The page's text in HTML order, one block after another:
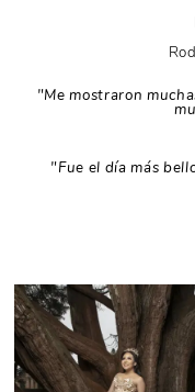
"Me mostraron
"Fue el día más